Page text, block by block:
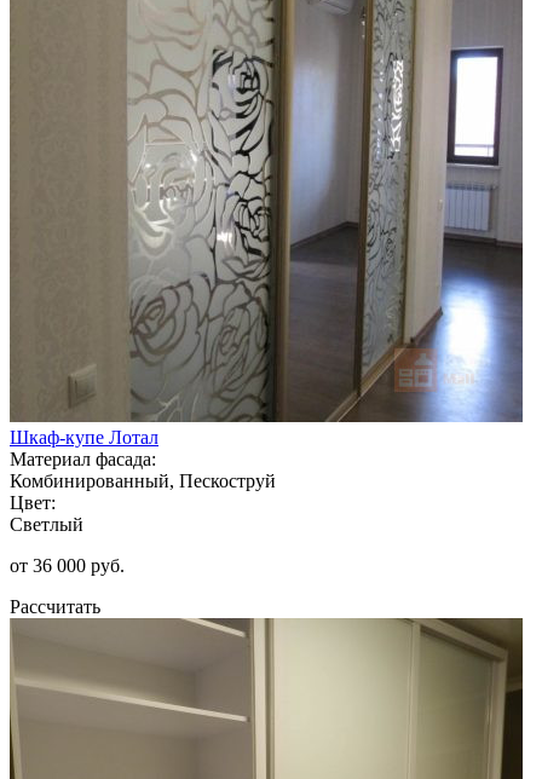
Шкаф-купе Лотал
Материал фасада:
Комбинированный, Пескоструй
Цвет:
Светлый
от 36 000 руб.
Рассчитать